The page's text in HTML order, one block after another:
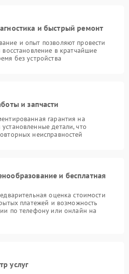
и быстрый ремонт
и опыт позволяют провести
восстановление в кратчайшие
без устройства
и запчасти
гарантия на
детали, что
неисправностей
и бесплатная
оценка стоимости
платежей и возможность
по телефону или онлайн на
услуг